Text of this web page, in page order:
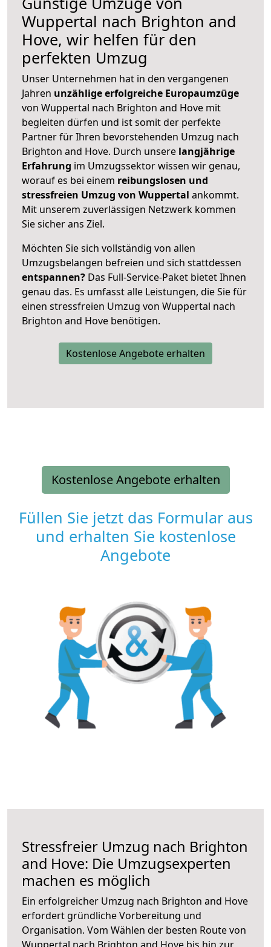
Wuppertal nach Brighton and
Hove, wir helfen für den
perfekten Umzug
Unser Unternehmen hat in den vergangenen
Jahren unzählige erfolgreiche Europaumzüge
von Wuppertal nach Brighton and Hove mit
begleiten dürfen und ist somit der perfekte
Partner für Ihren bevorstehenden Umzug nach
Brighton and Hove. Durch unsere langjährige
Erfahrung im Umzugssektor wissen wir genau,
worauf es bei einem reibungslosen und
stressfreien Umzug von Wuppertal ankommt.
Mit unserem zuverlässigen Netzwerk kommen
Sie sicher ans Ziel.
Möchten Sie sich vollständig von allen
Umzugsbelangen befreien und sich stattdessen
entspannen? Das Full-Service-Paket bietet Ihnen
genau das. Es umfasst alle Leistungen, die Sie für
einen stressfreien Umzug von Wuppertal nach
Brighton and Hove benötigen.
Kostenlose Angebote erhalten
Kostenlose Angebote erhalten
Füllen Sie jetzt das Formular aus
und erhalten Sie kostenlose
Angebote
Stressfreier Umzug nach Brighton
and Hove: Die Umzugsexperten
machen es möglich
Ein erfolgreicher Umzug nach Brighton and Hove
erfordert gründliche Vorbereitung und
Organisation. Vom Wählen der besten Route von